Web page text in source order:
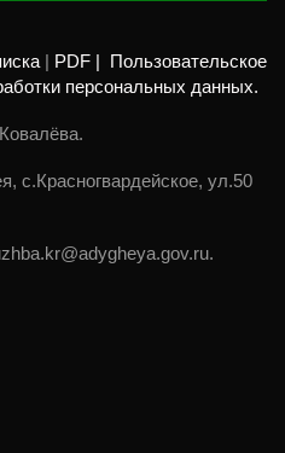
PDF |
Пользовательское
персональных данных.
с.Красногвардейское, ул.50